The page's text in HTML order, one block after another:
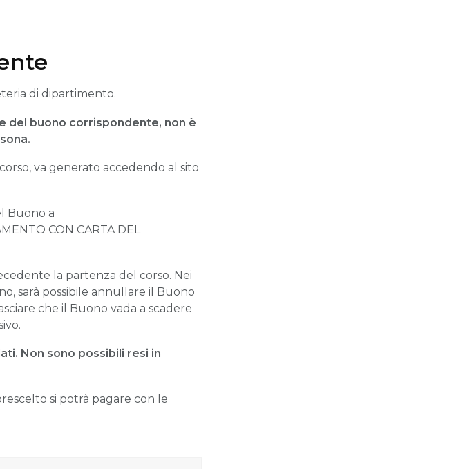
di dipartimento.
del buono corrispondente, non è
va generato accedendo al sito
Buono a
CON CARTA DEL
la partenza del corso. Nei
sarà possibile annullare il Buono
che il Buono vada a scadere
Non sono possibili resi in
si potrà pagare con le